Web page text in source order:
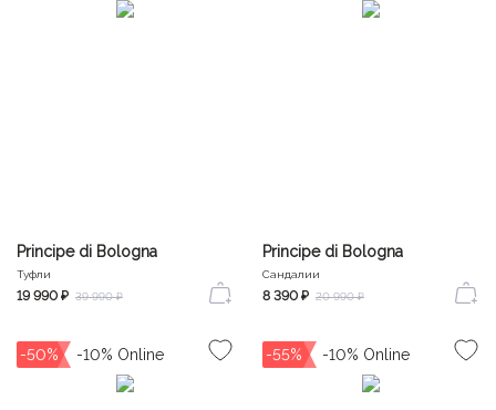
Principe di Bologna
Туфли
19 990 ₽ 39 990 ₽
Principe di Bologna
Сандалии
8 390 ₽ 20 990 ₽
-50% -55%